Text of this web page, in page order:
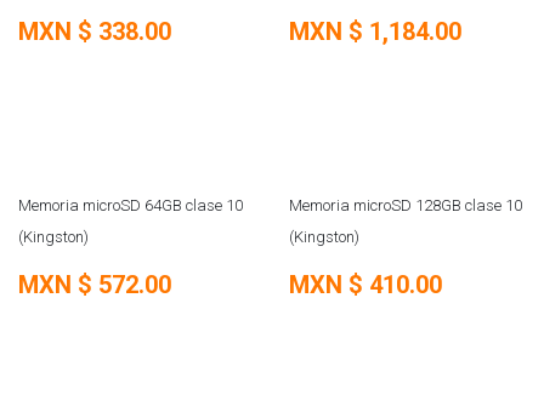
MXN $ 338.00 MXN $ 1,184.00
Memoria microSD 64GB clase 10
(Kingston)
MXN $ 572.00
Memoria microSD 128GB clase 10
(Kingston)
MXN $ 410.00